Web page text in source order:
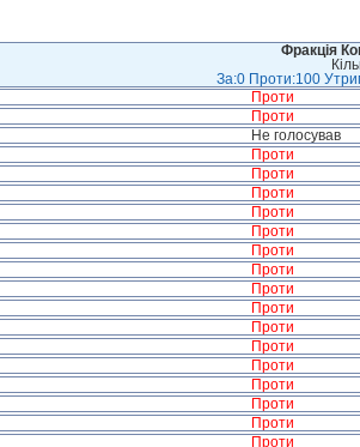
Фракція
За:0 Проти:100
Проти
Проти
Не голосував
Проти
Проти
Проти
Проти
Проти
Проти
Проти
Проти
Проти
Проти
Проти
Проти
Проти
Проти
Проти
Проти